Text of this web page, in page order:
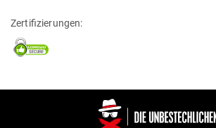
Zertifizierungen: